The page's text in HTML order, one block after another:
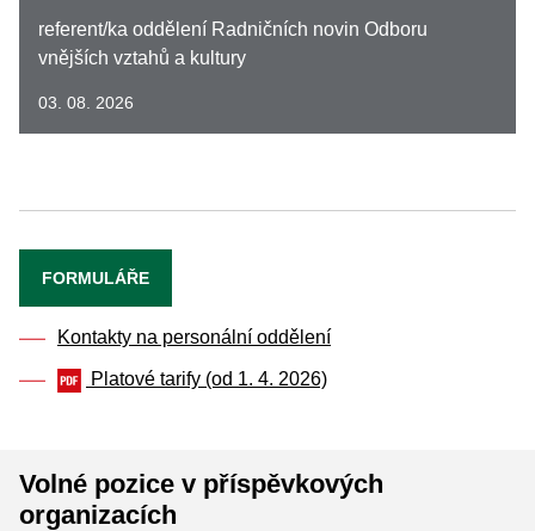
referent/ka oddělení Radničních novin Odboru
vnějších vztahů a kultury
03. 08. 2026
FORMULÁŘE
Kontakty na personální oddělení
Platové tarify (od 1. 4. 2026)
Volné pozice v příspěvkových
organizacích